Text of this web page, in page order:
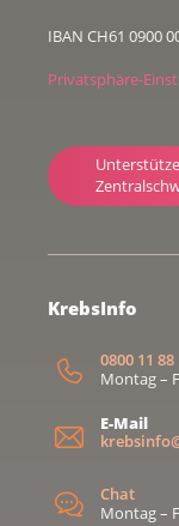
IBAN CH61 0900
Privatsphäre-
KrebsInfo
0800 11 88
Montag –
E-Mail
Chat
Montag –